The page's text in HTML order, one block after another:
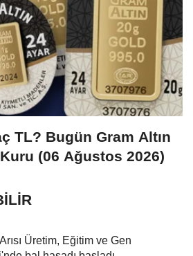
TL? Bugün Gram Altın
(06 Ağustos 2026)
Üretim, Eğitim ve Gen